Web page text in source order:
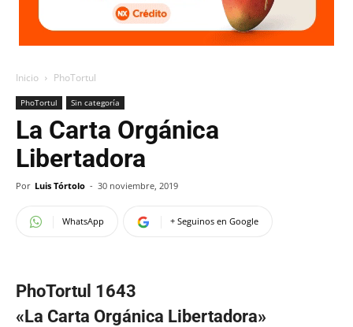
Inicio PhoTortul
PhoTortul Sin categoría
La Carta Orgánica
Libertadora
Por Luis Tórtolo - 30 noviembre, 2019
WhatsApp + Seguinos en Google
PhoTortul 1643
«La Carta Orgánica Libertadora»